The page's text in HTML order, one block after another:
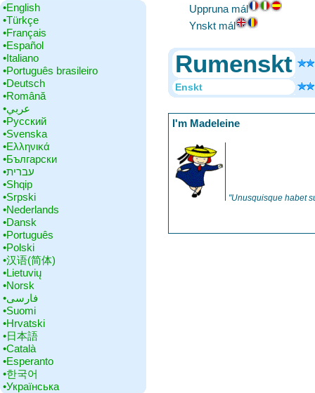
•‎English
•‎Türkçe
•‎Français
•‎Español
•‎Italiano
•‎Português brasileiro
•‎Deutsch
•‎Română
•‎عربي
•‎Русский
•‎Svenska
•‎Ελληνικά
•‎Български
•‎עברית
•‎Shqip
•‎Srpski
•‎Nederlands
•‎Dansk
•‎Português
•‎Polski
•‎汉语(简体)
•‎Lietuvių
•‎Norsk
•‎فارسی
•‎Suomi
•‎Hrvatski
•‎日本語
•‎Català
•‎Esperanto
•‎한국어
•‎Українська
Uppruna mál
Ynskt mál
Rumenskt
Enskt
I'm Madeleine
"Unusquisque habet